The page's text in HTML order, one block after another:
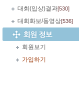
대회(입상)결과[530]
대회화보/동영상[536]
회원보기
가입하기